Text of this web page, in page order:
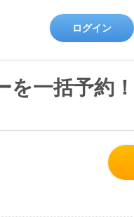
ログイン
を一括予約